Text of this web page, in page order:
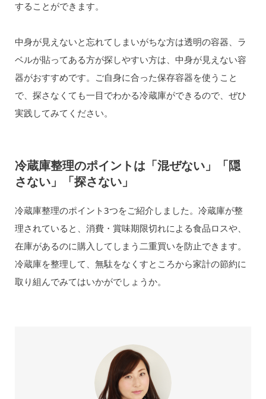
することができます。
中身が見えないと忘れてしまいがちな方は透明の容器、ラ
ベルが貼ってある方が探しやすい方は、中身が見えない容
器がおすすめです。ご自身に合った保存容器を使うこと
で、探さなくても一目でわかる冷蔵庫ができるので、ぜひ
実践してみてください。
冷蔵庫整理のポイントは「混ぜない」「隠
さない」「探さない」
冷蔵庫整理のポイント3つをご紹介しました。冷蔵庫が整
理されていると、消費・賞味期限切れによる食品ロスや、
在庫があるのに購入してしまう二重買いを防止できます。
冷蔵庫を整理して、無駄をなくすところから家計の節約に
取り組んでみてはいかがでしょうか。